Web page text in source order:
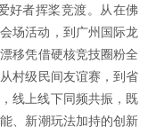
好者挥桨竞渡。从在佛
场活动，到广州国际龙
移凭借硬核竞技圈粉全
村级民间友谊赛，到省
线上线下同频共振，既
、新潮玩法加持的创新